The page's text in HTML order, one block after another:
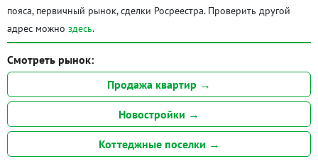
пояса, первичный рынок, сделки Росреестра. Проверить другой
адрес можно здесь.
Смотреть рынок:
Продажа квартир →
Новостройки →
Коттеджные поселки →